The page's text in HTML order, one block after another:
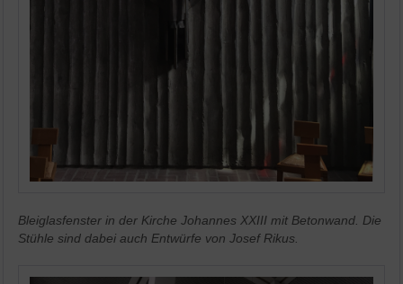
Bleiglasfenster in der Kirche Johannes XXIII mit Betonwand. Die
Stühle sind dabei auch Entwürfe von Josef Rikus.